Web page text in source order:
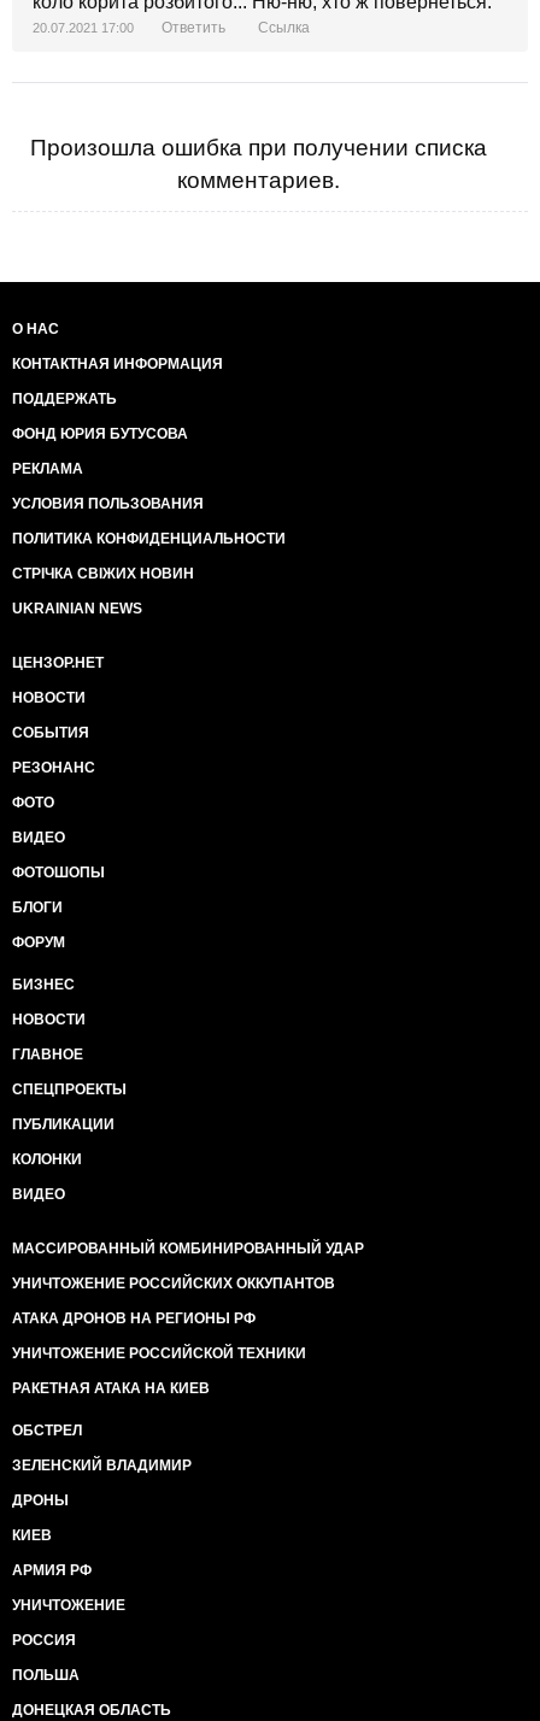
20.07.2021 17:00 Ответить Ссылка
Произошла ошибка при получении списка
комментариев.
О НАС
КОНТАКТНАЯ ИНФОРМАЦИЯ
ПОДДЕРЖАТЬ
ФОНД ЮРИЯ БУТУСОВА
РЕКЛАМА
УСЛОВИЯ ПОЛЬЗОВАНИЯ
ПОЛИТИКА КОНФИДЕНЦИАЛЬНОСТИ
СТРІЧКА СВІЖИХ НОВИН
UKRAINIAN NEWS
ЦЕНЗОР.НЕТ
НОВОСТИ
СОБЫТИЯ
РЕЗОНАНС
ФОТО
ВИДЕО
ФОТОШОПЫ
БЛОГИ
ФОРУМ
БИЗНЕС
НОВОСТИ
ГЛАВНОЕ
СПЕЦПРОЕКТЫ
ПУБЛИКАЦИИ
КОЛОНКИ
ВИДЕО
МАССИРОВАННЫЙ КОМБИНИРОВАННЫЙ УДАР
УНИЧТОЖЕНИЕ РОССИЙСКИХ ОККУПАНТОВ
АТАКА ДРОНОВ НА РЕГИОНЫ РФ
УНИЧТОЖЕНИЕ РОССИЙСКОЙ ТЕХНИКИ
РАКЕТНАЯ АТАКА НА КИЕВ
ОБСТРЕЛ
ЗЕЛЕНСКИЙ ВЛАДИМИР
ДРОНЫ
КИЕВ
АРМИЯ РФ
УНИЧТОЖЕНИЕ
РОССИЯ
ПОЛЬША
ДОНЕЦКАЯ ОБЛАСТЬ